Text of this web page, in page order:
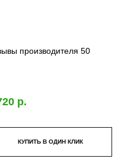
момента отгрузки в ТК.
производителя 50
КУПИТЬ В ОДИН КЛИК